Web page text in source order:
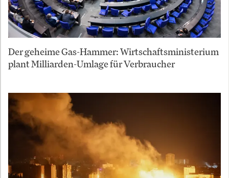
Der geheime Gas-Hammer: Wirtschaftsministerium
plant Milliarden-Umlage für Verbraucher